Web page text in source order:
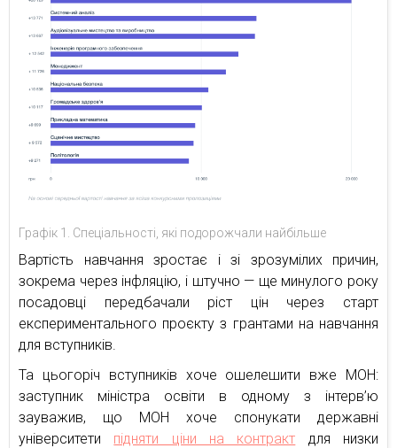
Графік 1. Спеціальності, які подорожчали найбільше
Вартість навчання зростає і зі зрозумілих причин,
зокрема через інфляцію, і штучно — ще минулого року
посадовці передбачали ріст цін через старт
експериментального проєкту з грантами на навчання
для вступників.
Та цьогоріч вступників хоче ошелешити вже МОН:
заступник міністра освіти в одному з інтерв’ю
зауважив, що МОН хоче спонукати державні
університети підняти ціни на контракт для низки